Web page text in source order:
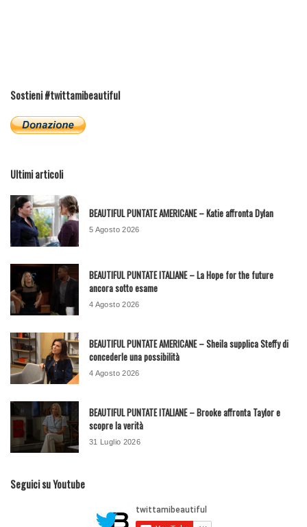
Sostieni #twittamibeautiful
Ultimi articoli
BEAUTIFUL PUNTATE AMERICANE – Katie affronta Dylan
5 Agosto 2026
BEAUTIFUL PUNTATE ITALIANE – La Hope for the future
ancora sotto esame
4 Agosto 2026
BEAUTIFUL PUNTATE AMERICANE – Sheila supplica Steffy di
concederle una possibilità
4 Agosto 2026
BEAUTIFUL PUNTATE ITALIANE – Brooke affronta Taylor e
scopre la verità
31 Luglio 2026
Seguici su Youtube